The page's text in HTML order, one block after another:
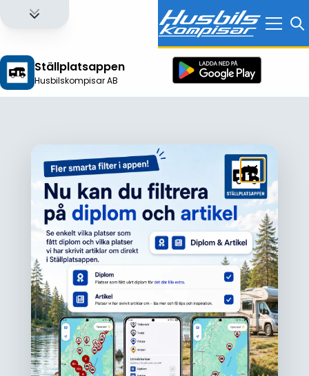
Ställplatsappen
Husbilskompisar AB
Ojdå!
Den här platsen hittades inte eller kunde
inte läsas in korrekt. Vänligen försök igen
Logga in för att få full tillgång till alla funktioner!